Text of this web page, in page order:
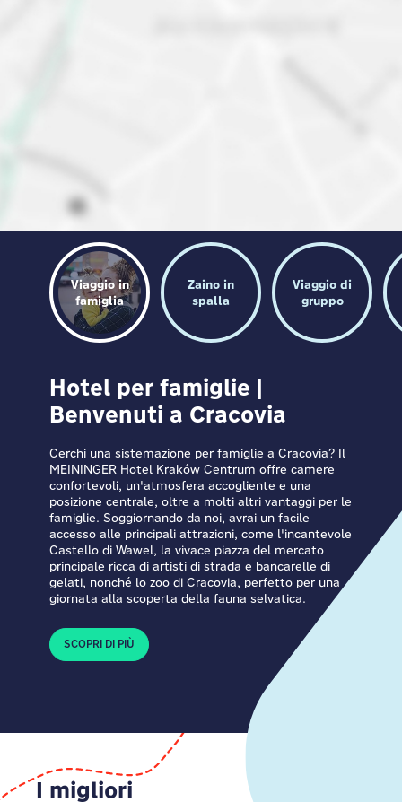
Viaggio in
famiglia
Zaino in
spalla
Viaggio di
gruppo
Hotel per famiglie |
Benvenuti a Cracovia
Cerchi una sistemazione per famiglie a Cracovia? Il
MEININGER Hotel Kraków Centrum offre camere
confortevoli, un'atmosfera accogliente e una
posizione centrale, oltre a molti altri vantaggi per le
famiglie. Soggiornando da noi, avrai un facile
accesso alle principali attrazioni, come l'incantevole
Castello di Wawel, la vivace piazza del mercato
principale ricca di artisti di strada e bancarelle di
gelati, nonché lo zoo di Cracovia, perfetto per una
giornata alla scoperta della fauna selvatica.
SCOPRI DI PIÙ
I migliori